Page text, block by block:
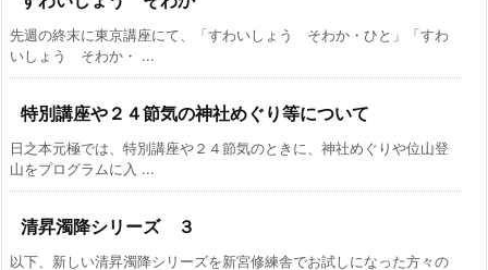
先週の終末に東京講座にて、「すわいしょう そわか・ひと」「すわ
いしょう そわか・ ...
特別講座や２４節気の神社めぐり等について
日之本元極では、特別講座や２４節気のときに、神社めぐりや位山登
山をプログラムに入 ...
清昇濁降シリーズ ３
以下、新しい清昇濁降シリーズを新宮修練舎でお試しになった方々の